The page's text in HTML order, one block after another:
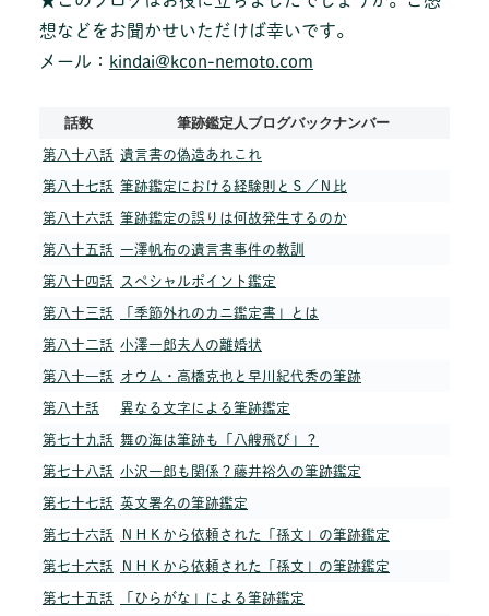
想などをお聞かせいただけば幸いです。
メール： kindai@kcon-nemoto.com
話数 筆跡鑑定人ブログバックナンバー
第八十八話 遺言書の偽造あれこれ
第八十七話 筆跡鑑定における経験則とＳ／Ｎ比
第八十六話 筆跡鑑定の誤りは何故発生するのか
第八十五話 一澤帆布の遺言書事件の教訓
第八十四話 スペシャルポイント鑑定
第八十三話 「季節外れのカニ鑑定書」とは
第八十二話 小澤一郎夫人の離婚状
第八十一話 オウム・高橋克也と早川紀代秀の筆跡
第八十話 異なる文字による筆跡鑑定
第七十九話 舞の海は筆跡も「八艘飛び」？
第七十八話 小沢一郎も関係？藤井裕久の筆跡鑑定
第七十七話 英文署名の筆跡鑑定
第七十六話 ＮＨＫから依頼された「孫文」の筆跡鑑定
第七十六話 ＮＨＫから依頼された「孫文」の筆跡鑑定
第七十五話 「ひらがな」による筆跡鑑定